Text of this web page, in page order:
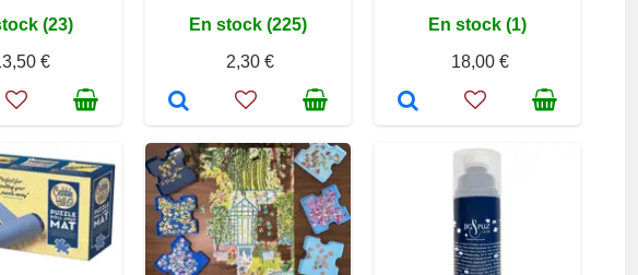
(23)
€
En stock (225)
2,30 €
En stock (1)
18,00 €